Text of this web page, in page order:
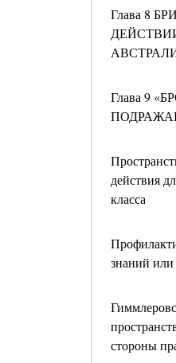
Глава 8
Глава 9
действия
класса
знаний или
стороны